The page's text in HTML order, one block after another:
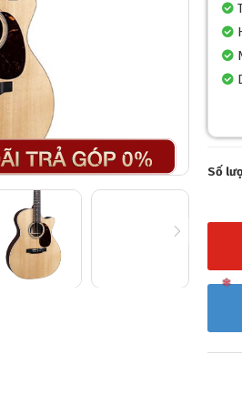
☎
Số